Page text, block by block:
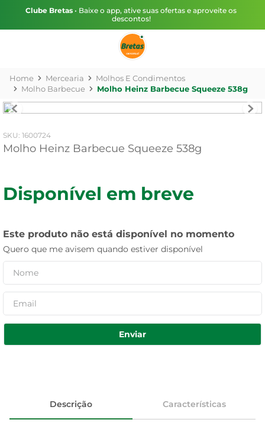
Clube Bretas • Baixe o app, ative suas ofertas e aproveite os
descontos!
Mercearia
Molhos E Condimentos
Molho Barbecue
Molho Heinz Barbecue Squeeze 538g
: 1600724
Molho Heinz Barbecue Squeeze 538g
Disponível em breve
Este produto não está disponível no momento
Quero que me avisem quando estiver disponível
Enviar
Descrição Características